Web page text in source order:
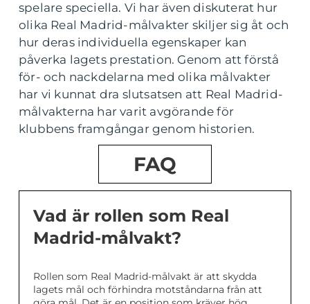
spelare speciella. Vi har även diskuterat hur
olika Real Madrid-målvakter skiljer sig åt och
hur deras individuella egenskaper kan
påverka lagets prestation. Genom att förstå
för- och nackdelarna med olika målvakter
har vi kunnat dra slutsatsen att Real Madrid-
målvakterna har varit avgörande för
klubbens framgångar genom historien.
FAQ
Vad är rollen som Real
Madrid-målvakt?
Rollen som Real Madrid-målvakt är att skydda
lagets mål och förhindra motståndarna från att